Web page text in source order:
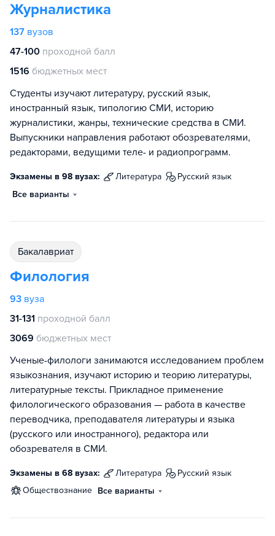
Журналистика
137 вузов
47-100 проходной балл
1516 бюджетных мест
Студенты изучают литературу, русский язык,
иностранный язык, типологию СМИ, историю
журналистики, жанры, технические средства в СМИ.
Выпускники направления работают обозревателями,
редакторами, ведущими теле- и радиопрограмм.
Экзамены в 98 вузах: литература
русский язык
Все варианты
бакалавриат
Филология
93 вуза
31-131 проходной балл
3069 бюджетных мест
Ученые-филологи занимаются исследованием проблем
языкознания, изучают историю и теорию литературы,
литературные тексты. Прикладное применение
филологического образования — работа в качестве
переводчика, преподавателя литературы и языка
(русского или иностранного), редактора или
обозревателя в СМИ.
Экзамены в 68 вузах: литература
русский язык
обществознание Все варианты